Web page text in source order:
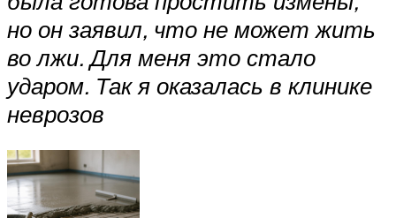
но он заявил, что не может жить
во лжи. Для меня это стало
ударом. Так я оказалась в клинике
неврозов